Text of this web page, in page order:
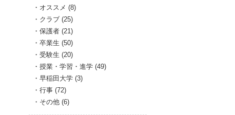
オススメ (8)
クラブ (25)
保護者 (21)
卒業生 (50)
受験生 (20)
授業・学習・進学 (49)
早稲田大学 (3)
行事 (72)
その他 (6)